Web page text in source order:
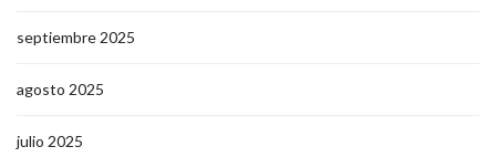
septiembre 2025
agosto 2025
julio 2025